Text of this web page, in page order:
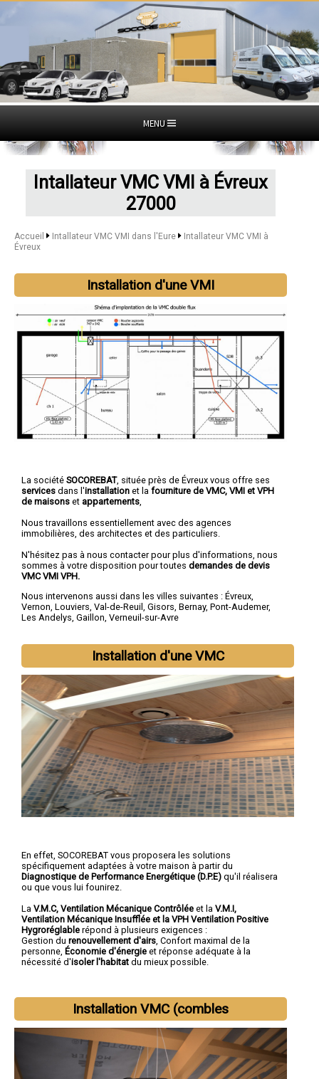
MENU
Intallateur VMC VMI à Évreux
27000
Accueil Intallateur VMC VMI dans l'Eure
Intallateur VMC VMI à
Évreux
Installation d'une VMI
La société SOCOREBAT, située près de Évreux vous offre ses
services dans l'installation et la fourniture de VMC, VMI et VPH
de maisons et appartements,
Nous travaillons essentiellement avec des agences
immobilières, des architectes et des particuliers.
N'hésitez pas à nous contacter pour plus d'informations, nous
sommes à votre disposition pour toutes demandes de devis
VMC VMI VPH.
Nous intervenons aussi dans les villes suivantes : Évreux
Vernon Louviers Val-de-Reuil Gisors Bernay, Pont-Audemer,
Les Andelys Gaillon Verneuil-sur-Avre
Installation d'une VMC
En effet, SOCOREBAT vous proposera les solutions
spécifiquement adaptées à votre maison à partir du
Diagnostique de Performance Energétique (D.P.E) qu'il réalisera
ou que vous lui founirez.
La V.M.C, Ventilation Mécanique Contrôlée et la V.M.I,
Ventilation Mécanique Insufflée et la VPH Ventilation Positive
Hygroréglable répond à plusieurs exigences :
Gestion du renouvellement d'airs , Confort maximal de la
personne, Économie d'énergie et réponse adéquate à la
nécessité d'isoler l'habitat du mieux possible.
Installation VMC (combles